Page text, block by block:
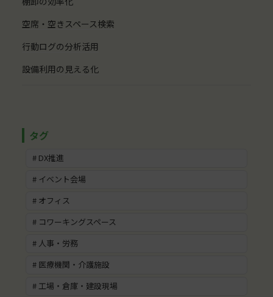
空席・空きスペース検索
行動ログの分析活用
設備利用の見える化
# DX推進
# イベント会場
# オフィス
# コワーキングスペース
# 人事・労務
# 医療機関・介護施設
# 工場・倉庫・建設現場